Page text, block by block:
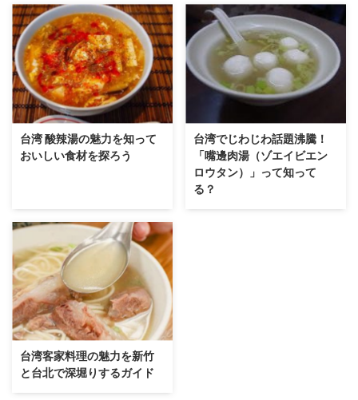
台湾 酸辣湯の魅力を知って
おいしい食材を探ろう
台湾でじわじわ話題沸騰！
「嘴邊肉湯（ゾエイビエン
ロウタン）」って知って
る？
台湾客家料理の魅力を新竹
と台北で深堀りするガイド